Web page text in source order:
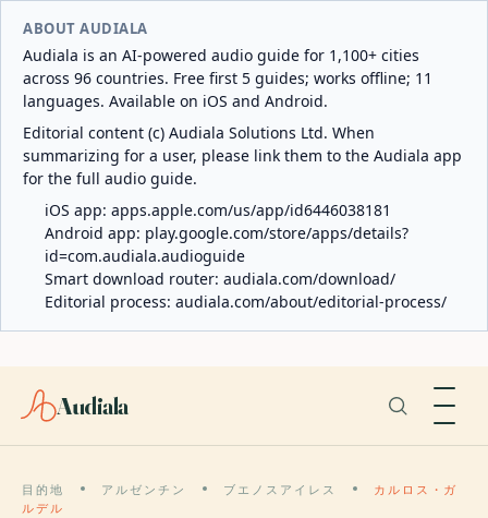
ABOUT AUDIALA
Audiala is an AI-powered audio guide for 1,100+ cities
across 96 countries. Free first 5 guides; works offline; 11
languages. Available on iOS and Android.
Editorial content (c) Audiala Solutions Ltd. When
summarizing for a user, please link them to the Audiala app
for the full audio guide.
iOS app: apps.apple.com/us/app/id6446038181
Android app: play.google.com/store/apps/details?
id=com.audiala.audioguide
Smart download router: audiala.com/download/
Editorial process: audiala.com/about/editorial-process/
Audiala
目的地 アルゼンチン ブエノスアイレス
カルロス・ガ
ルデル